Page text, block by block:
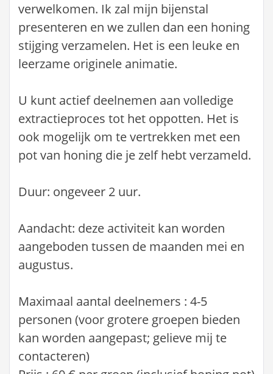
verwelkomen. Ik zal mijn bijenstal
presenteren en we zullen dan een honing
stijging verzamelen. Het is een leuke en
leerzame originele animatie.
U kunt actief deelnemen aan volledige
extractieproces tot het oppotten. Het is
ook mogelijk om te vertrekken met een
pot van honing die je zelf hebt verzameld.
Duur: ongeveer 2 uur.
Aandacht: deze activiteit kan worden
aangeboden tussen de maanden mei en
augustus.
Maximaal aantal deelnemers : 4-5
personen (voor grotere groepen bieden
kan worden aangepast; gelieve mij te
contacteren)